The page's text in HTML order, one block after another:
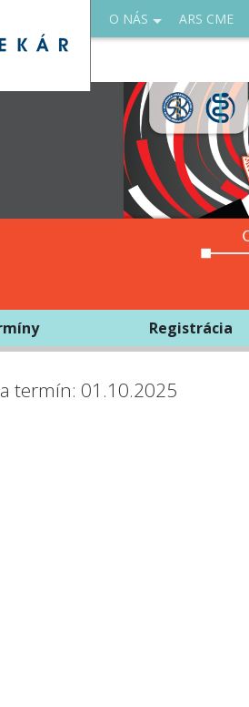
O NÁS ARS CME
Registrácia
termín: 01.10.2025